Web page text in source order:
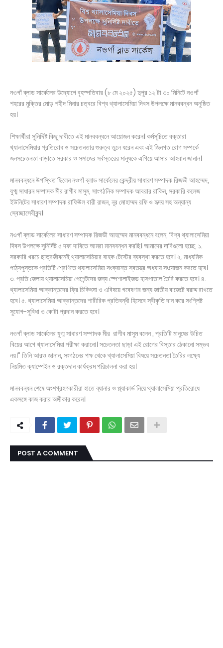
নওগাঁ ব্লাড সার্কেলের উদ্যোগে বৃহস্পতিবার (৮ মে ২০২৫) দুপুর ১২ টা ৩০ মিনিটে নওগাঁ
শহরের মুক্তির মোড় শহীদ মিনার চত্বরে বিশ্ব থ্যালাসেমিয়া দিবস উপলক্ষে মানববন্ধন অনুষ্ঠিত
হয়।
শিক্ষার্থীরা সুনির্দিষ্ট কিছু দাবীতে এই মানববন্ধনে আয়োজন করেন। কর্মসূচিতে বক্তারা
থ্যালাসেমিয়ার প্রতিরোধ ও সচেতনতার গুরুত্ব তুলে ধরেন এবং এই জিনগত রোগ সম্পর্কে
জনসচেতনতা বাড়াতে সরকার ও সমাজের সর্বস্তরের মানুষকে এগিয়ে আসার আহবান জানান।
মানববন্ধনে উপস্থিত ছিলেন নওগাঁ ব্লাড সার্কেলের কেন্দ্রীয় সাধারণ সম্পাদক রিজভী আহম্মেদ,
যুগ্ম সাধারন সম্পাদক মীর রাগীব মাসুম, সাংগঠনিক সম্পাদক আবরার রাকিন, সরকারি কলেজ
ইউনিটের সাধারণ সম্পাদক রাফিউল বারী রাজন, নূর মোহাম্মদ রফি ও হৃদয় সহ অন্যান্য
স্বেচ্ছাসেবীবৃন্দ।
নওগাঁ ব্লাড সার্কেলের সাধারণ সম্পাদক রিজভী আহম্মেদ মানববন্ধনে বলেন, বিশ্ব থ্যালাসেমিয়া
দিবস উপলক্ষে সুনির্দিষ্ট ৫ দফা দাবিতে আমরা মানববন্ধন করছি। আমাদের দাবিগুলো হচ্ছে, ১.
সরকারি খরচে ছাত্রজীবনেই থ্যালাসেমিয়ার বাহক টেস্টের ব্যবস্থা করতে হবে। ২. মাধ্যমিক
পাঠ্যপুস্তকে প্রতিটি শ্রেণিতে থ্যালাসেমিয়া সংক্রান্ত স্বতন্ত্র অধ্যায় সংযোজন করতে হবে।
৩. প্রতি জেলায় থ্যালাসেমিয়া পেশেন্টদের জন্য স্পেশালাইজড হাসপাতাল তৈরি করতে হবে। ৪.
থ্যালাসেমিয়া আক্রান্তদের ফ্রি চিকিৎসা ও এবিষয়ে গবেষণার জন্য জাতীয় বাজেটে বরাদ্দ রাখতে
হবে। ৫. থ্যালাসেমিয়া আক্রান্তদের শারীরিক প্রতিবন্ধী হিসেবে স্বীকৃতি দান করে সংশ্লিষ্ট
সুযোগ-সুবিধা ও কোটা প্রদান করতে হবে।
নওগাঁ ব্লাড সার্কেলের যুগ্ম সাধারণ সম্পাদক মীর রাগীব মাসুম বলেন , প্রতিটি মানুষের উচিত
বিয়ের আগে থ্যালাসেমিয়া পরীক্ষা করানো। সচেতনতা ছাড়া এই রোগের বিস্তার ঠেকানো সম্ভব
নয়।” তিনি আরও জানান, সংগঠনের পক্ষ থেকে থ্যালাসেমিয়া বিষয়ে সচেতনতা তৈরির লক্ষ্যে
নিয়মিত ক্যাম্পেইন ও রক্তদান কার্যক্রম পরিচালনা করা হয়।
মানববন্ধন শেষে অংশগ্রহণকারীরা হাতে ব্যানার ও প্ল্যাকার্ড নিয়ে থ্যালাসেমিয়া প্রতিরোধে
একসঙ্গে কাজ করার অঙ্গীকার করেন।
POST A COMMENT